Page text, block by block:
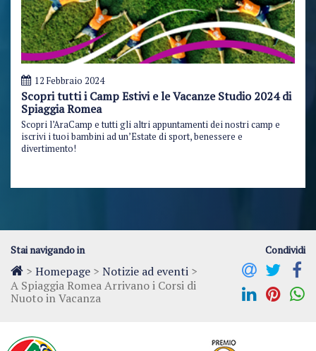
12 Febbraio 2024
Scopri tutti i Camp Estivi e le Vacanze Studio 2024 di
Spiaggia Romea
Scopri l’AraCamp e tutti gli altri appuntamenti dei nostri camp e
iscrivi i tuoi bambini ad un’Estate di sport, benessere e
divertimento!
Stai navigando in
> Homepage > Notizie ad eventi >
A Spiaggia Romea Arrivano i Corsi di
Nuoto in Vacanza
Condividi